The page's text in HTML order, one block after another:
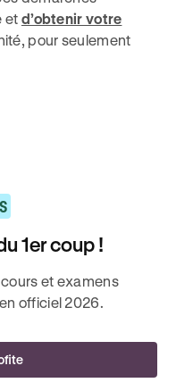
et d’obtenir votre
pour seulement
1er coup !
et examens
officiel 2026.